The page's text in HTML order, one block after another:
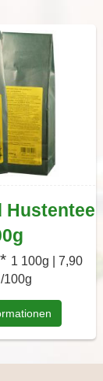
Hustentee
1 100g | 7,90
100g